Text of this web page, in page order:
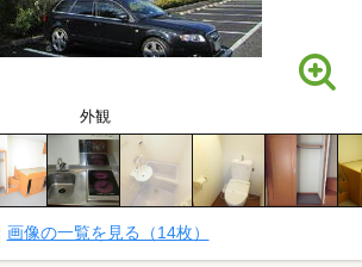
外観
画像の一覧を見る（14枚）